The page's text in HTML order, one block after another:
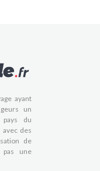
ayant
un
pays du
des
de
pas une